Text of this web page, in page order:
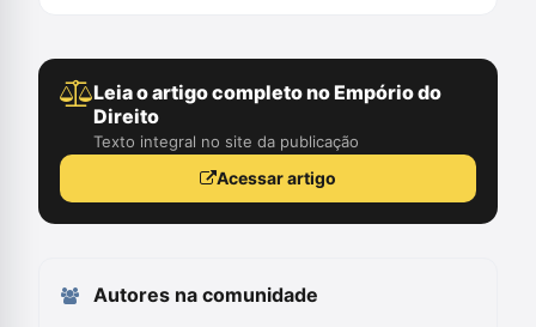
Leia o artigo completo no Empório do
Direito
Texto integral no site da publicação
Acessar artigo
Autores na comunidade